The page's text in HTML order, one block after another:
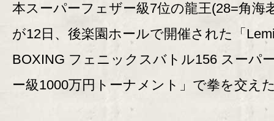
本スーパーフェザー級7位の龍王(28=角海
が12日、後楽園ホールで開催された「
BOXING フェニックスバトル156 スーパ
ー級1000万円トーナメント」で拳を交え